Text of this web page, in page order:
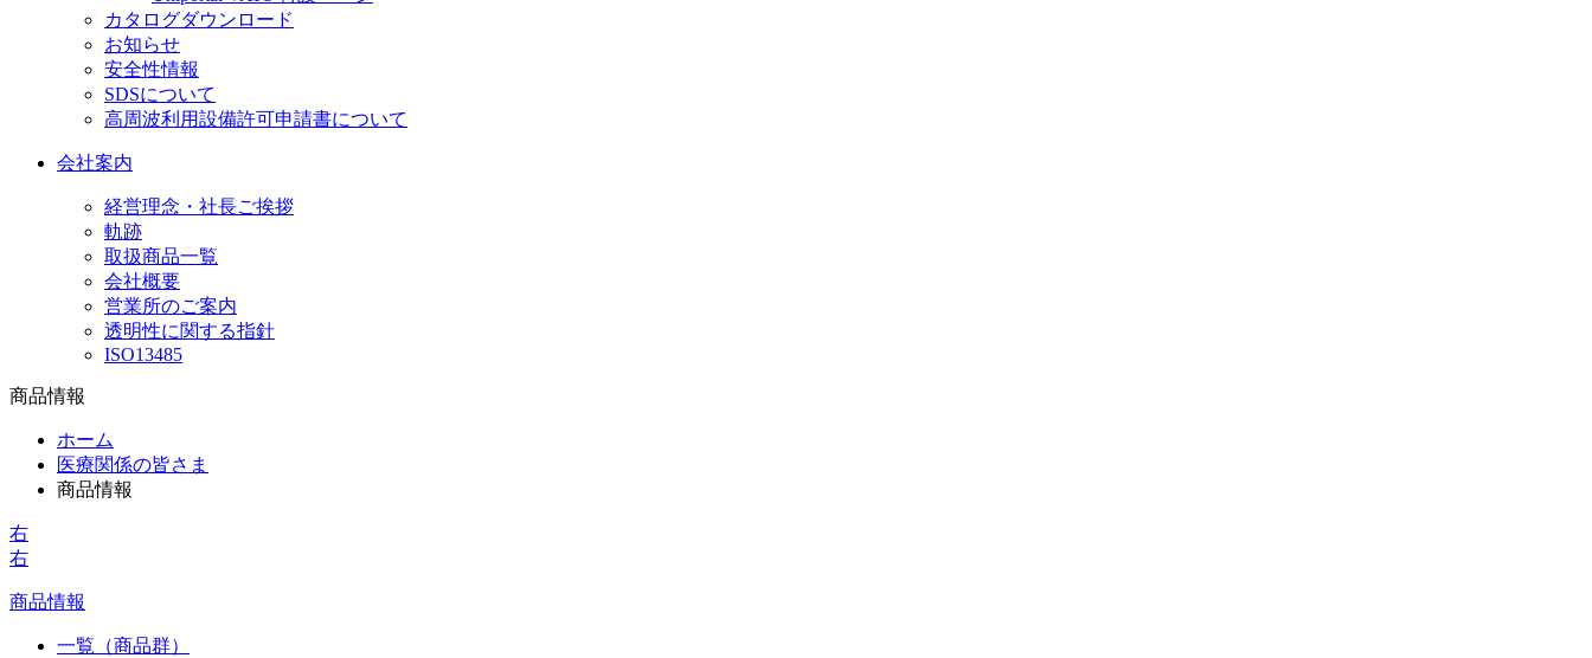
カタログダウンロード
お知らせ
安全性情報
SDSについて
高周波利用設備許可申請書について
会社案内
経営理念・社長ご挨拶
軌跡
取扱商品一覧
会社概要
営業所のご案内
透明性に関する指針
ISO13485
商品情報
ホーム
医療関係の皆さま
商品情報
右
右
商品情報
一覧（商品群）